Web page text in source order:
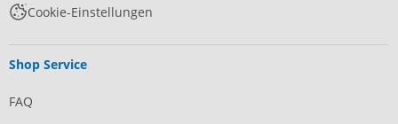
Cookie-Einstellungen
Shop Service
FAQ